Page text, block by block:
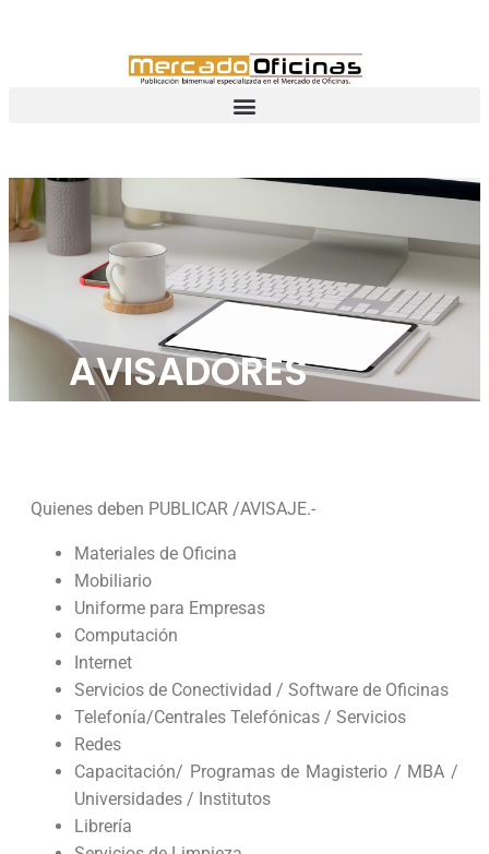
AVISADORES
Quienes deben PUBLICAR /AVISAJE.-
Materiales de Oficina
Mobiliario
Uniforme para Empresas
Computación
Internet
Servicios de Conectividad / Software de Oficinas
Telefonía/Centrales Telefónicas / Servicios
Redes
Capacitación/ Programas de Magisterio / MBA /
Universidades / Institutos
Librería